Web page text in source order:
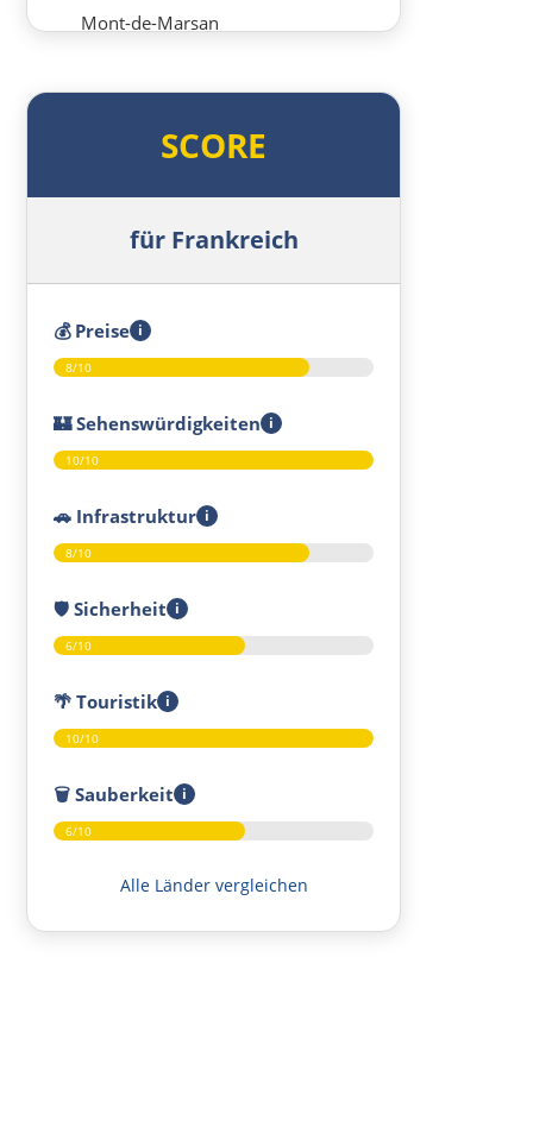
Mont-de-Marsan
Bordeaux
Nantes
Avranches
Saint-Lô
Rouen
Mantes la Jolie
Meaux
SCORE
für Frankreich
💰Preise i
8/10
🏰Sehenswürdigkeiten i
10/10
🚗 Infrastruktur i
8/10
🛡️ Sicherheit i
6/10
🌴 Touristik i
10/10
🗑️ Sauberkeit i
6/10
Alle Länder vergleichen